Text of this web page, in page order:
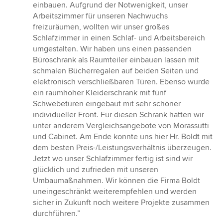
einbauen. Aufgrund der Notwenigkeit, unser
Arbeitszimmer für unseren Nachwuchs
freizuräumen, wollten wir unser großes
Schlafzimmer in einen Schlaf- und Arbeitsbereich
umgestalten. Wir haben uns einen passenden
Büroschrank als Raumteiler einbauen lassen mit
schmalen Bücherregalen auf beiden Seiten und
elektronisch verschließbaren Türen. Ebenso wurde
ein raumhoher Kleiderschrank mit fünf
Schwebetüren eingebaut mit sehr schöner
individueller Front. Für diesen Schrank hatten wir
unter anderem Vergleichsangebote von Morassutti
und Cabinet. Am Ende konnte uns hier Hr. Boldt mit
dem besten Preis-/Leistungsverhältnis überzeugen.
Jetzt wo unser Schlafzimmer fertig ist sind wir
glücklich und zufrieden mit unseren
Umbaumaßnahmen. Wir können die Firma Boldt
uneingeschränkt weiterempfehlen und werden
sicher in Zukunft noch weitere Projekte zusammen
durchführen.”